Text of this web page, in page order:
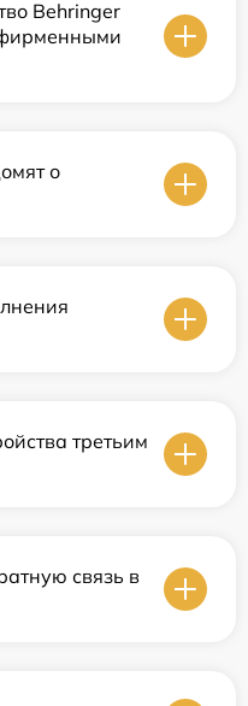
Behringer
о
третьим
связь в